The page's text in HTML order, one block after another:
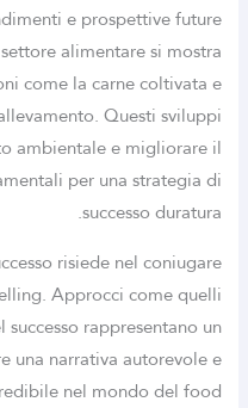
e prospettive future
alimentare si mostra
come la carne coltivata e
Questi sviluppi
ambientale e migliorare il
per una strategia di
successo duratura.
risiede nel coniugare
Approcci come quelli
rappresentano un
una narrativa autorevole e
nel mondo del food.